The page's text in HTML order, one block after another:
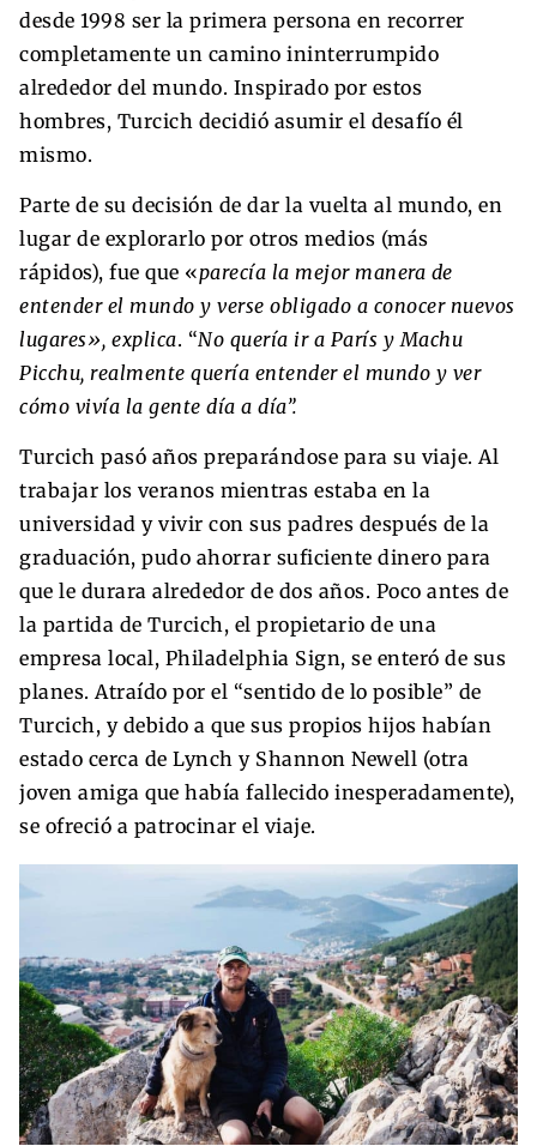
desde 1998 ser la primera persona en recorrer
completamente un camino ininterrumpido
alrededor del mundo. Inspirado por estos
hombres, Turcich decidió asumir el desafío él
mismo.
Parte de su decisión de dar la vuelta al mundo, en
lugar de explorarlo por otros medios (más
rápidos), fue que «parecía la mejor manera de
entender el mundo y verse obligado a conocer nuevos
lugares», explica. “No quería ir a París y Machu
Picchu, realmente quería entender el mundo y ver
cómo vivía la gente día a día”.
Turcich pasó años preparándose para su viaje. Al
trabajar los veranos mientras estaba en la
universidad y vivir con sus padres después de la
graduación, pudo ahorrar suficiente dinero para
que le durara alrededor de dos años. Poco antes de
la partida de Turcich, el propietario de una
empresa local, Philadelphia Sign, se enteró de sus
planes. Atraído por el “sentido de lo posible” de
Turcich, y debido a que sus propios hijos habían
estado cerca de Lynch y Shannon Newell (otra
joven amiga que había fallecido inesperadamente),
se ofreció a patrocinar el viaje.